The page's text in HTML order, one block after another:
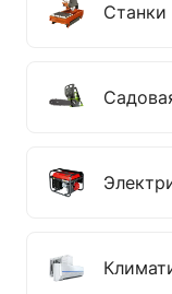
Станки